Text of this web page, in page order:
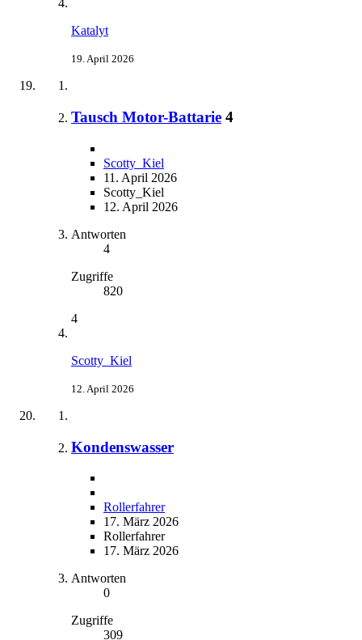
Katalyt
19. April 2026
Tausch Motor-Battarie 4
Scotty_Kiel
11. April 2026
Scotty_Kiel
12. April 2026
Antworten
4
Zugriffe
820
4
Scotty_Kiel
12. April 2026
Kondenswasser
Rollerfahrer
17. März 2026
Rollerfahrer
17. März 2026
Antworten
0
Zugriffe
309